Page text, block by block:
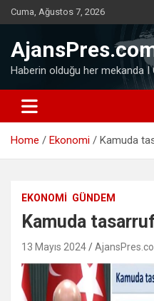
Skip
to
Cuma, Ağustos 7, 2026
Haberin olduğu her mekanda I
Home Ekonomi Kamuda
EKONOMI GÜNDEM
Kamuda
13 Mayıs 2024